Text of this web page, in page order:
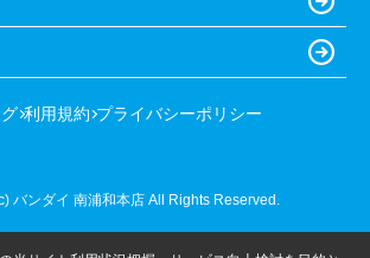
利用規約 プライバシーポリシー
バンダイ 南浦和本店 All Rights Reserved.